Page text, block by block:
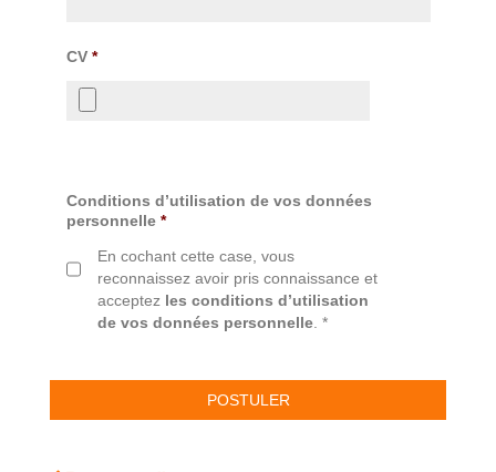
CV *
Conditions d’utilisation de vos données
personnelle *
En cochant cette case, vous
reconnaissez avoir pris connaissance et
acceptez les conditions d’utilisation
de vos données personnelle . *